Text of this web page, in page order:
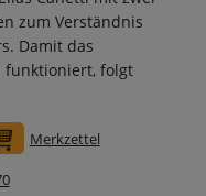
zum Verständnis
Damit das
funktioniert, folgt
In den Warenkorb
Merkzettel